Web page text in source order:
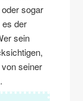
sogar
es der
sein
seiner